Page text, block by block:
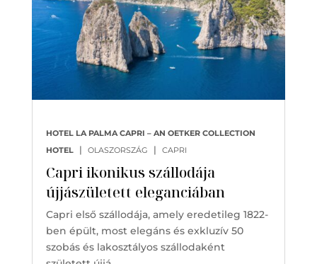
Capri ikonikus szállodája
újjászületett eleganciában
HOTEL LA PALMA CAPRI – AN OETKER COLLECTION
HOTEL
| OLASZORSZÁG | CAPRI
Capri első szállodája, amely eredetileg 1822-
ben épült, most elegáns és exkluzív 50
szobás és lakosztályos szállodaként